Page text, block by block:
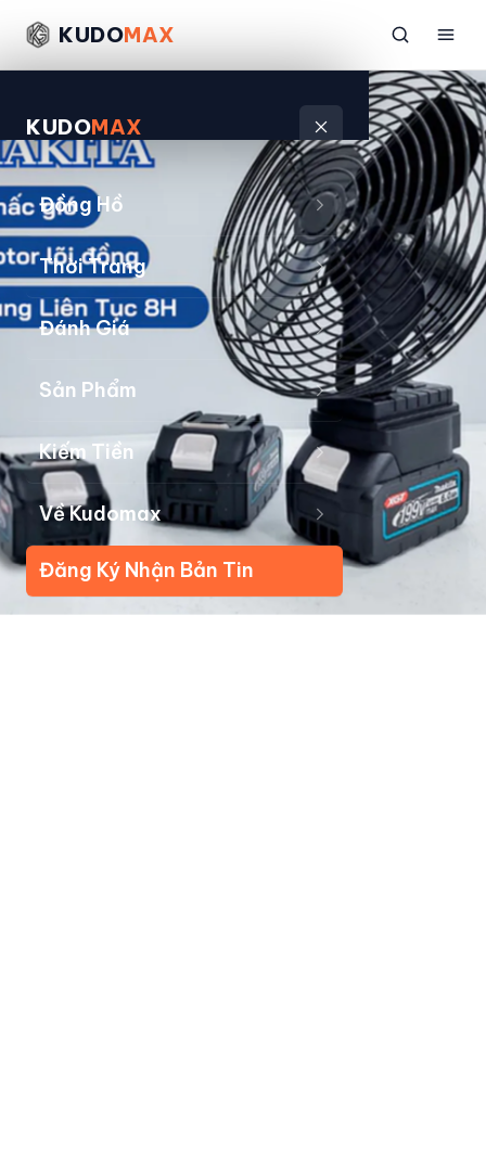
KUDOMAX
KUDOMAX
Đồng Hồ
Thời Trang
Đánh Giá
Sản Phẩm
Kiếm Tiền
Về Kudomax
Đăng Ký Nhận Bản Tin